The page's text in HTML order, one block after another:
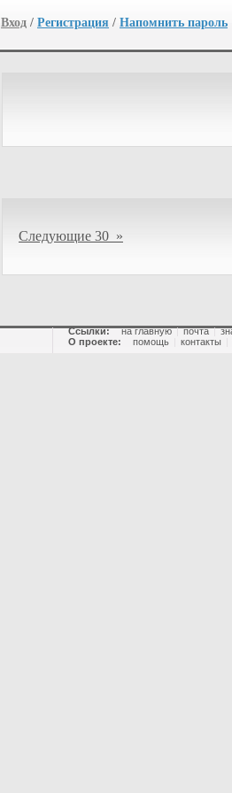
Вход / Регистрация / Напомнить пароль
Следующие 30 »
Ссылки: на главную | почта |
О проекте:
помощь контакты